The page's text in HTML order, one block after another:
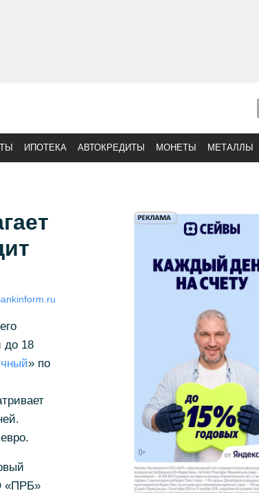
ИПОТЕКА АВТОКРЕДИТЫ МОНЕТЫ МЕТАЛЛЫ
до 18
» по
«ПРБ»